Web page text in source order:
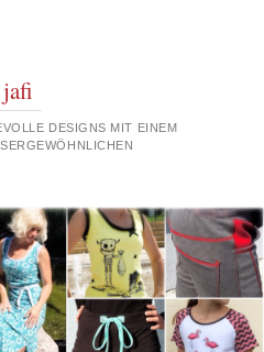
jafi
DESIGNS MIT EINEM